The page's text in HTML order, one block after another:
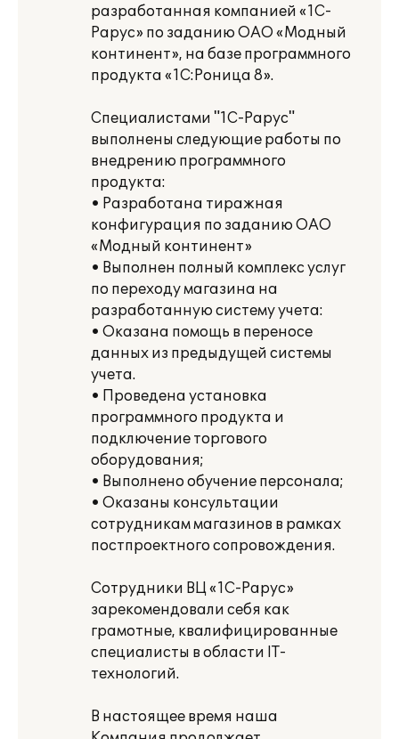
разработанная компанией «1С-
Рарус» по заданию ОАО «Модный
континент», на базе программного
продукта «1С:Роница 8».
Специалистами "1С-Рарус"
выполнены следующие работы по
внедрению программного
продукта:
• Разработана тиражная
конфигурация по заданию ОАО
«Модный континент»
• Выполнен полный комплекс услуг
по переходу магазина на
разработанную систему учета:
• Оказана помощь в переносе
данных из предыдущей системы
учета.
• Проведена установка
программного продукта и
подключение торгового
оборудования;
• Выполнено обучение персонала;
• Оказаны консультации
сотрудникам магазинов в рамках
постпроектного сопровождения.
Сотрудники ВЦ «1С-Рарус»
зарекомендовали себя как
грамотные, квалифицированные
специалисты в области IT-
технологий.
В настоящее время наша